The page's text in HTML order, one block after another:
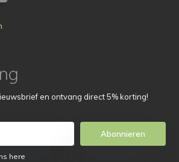
en ontvang direct 5% korting!
Abonnieren
here